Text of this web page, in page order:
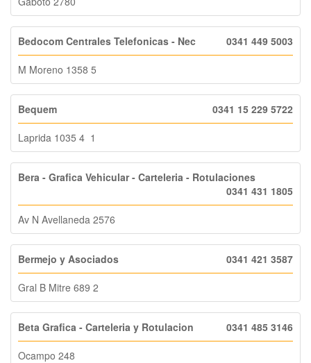
Bedocom Centrales Telefonicas - Nec 0341 449 5003
M Moreno 1358 5
Bequem 0341 15 229 5722
Laprida 1035 4 1
Bera - Grafica Vehicular - Carteleria - Rotulaciones
0341 431 1805
Av N Avellaneda 2576
Bermejo y Asociados 0341 421 3587
Gral B Mitre 689 2
Beta Grafica - Carteleria y Rotulacion 0341 485 3146
Ocampo 248